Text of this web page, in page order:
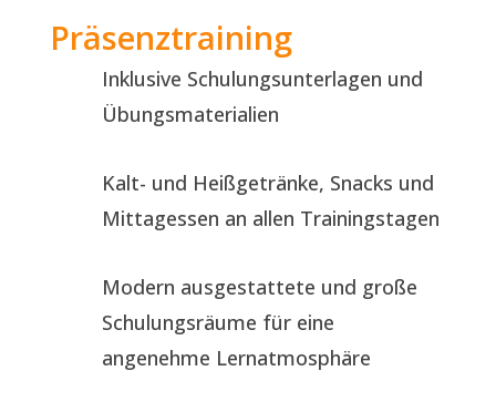
Präsenztraining
Inklusive Schulungsunterlagen und
Übungsmaterialien
Kalt- und Heißgetränke, Snacks und
Mittagessen an allen Trainingstagen
Modern ausgestattete und große
Schulungsräume für eine
angenehme Lernatmosphäre